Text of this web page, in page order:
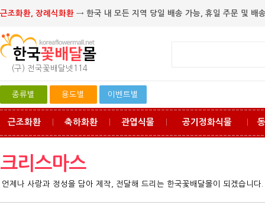
근조화환, 장례식화환 → 한국 내 모든 지역 당일 배송 가능, 휴일 주문 및 배
(구) 전국꽃배달넷114
종류별 용도별 이벤트별
근조화환 축하화환 관엽식물 공기정화식물
크리스마스
언제나 사랑과 정성을 담아 제작, 전달해 드리는 한국꽃배달몰이 되겠습니다.